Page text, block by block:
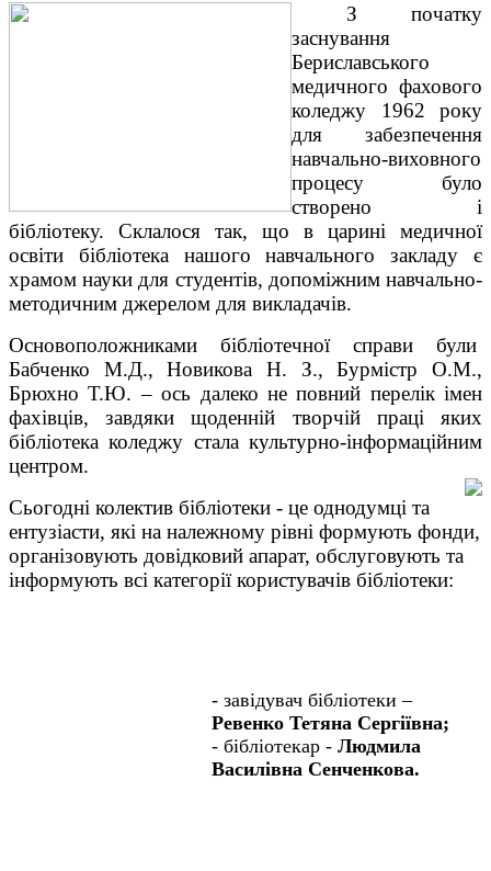
З початку
заснування
Бериславського
медичного фахового
коледжу 1962 року
для забезпечення
навчально-виховного
процесу було
створено і
бібліотеку. Склалося так, що в царині медичної
освіти бібліотека нашого навчального закладу є
храмом науки для студентів, допоміжним навчально-
методичним джерелом для викладачів.
Основоположниками бібліотечної справи були
Бабченко М.Д., Новикова Н. З., Бурмістр О.М.,
Брюхно Т.Ю. – ось далеко не повний перелік імен
фахівців, завдяки щоденній творчій праці яких
бібліотека коледжу стала культурно-інформаційним
центром.
Сьогодні колектив бібліотеки - це однодумці та
ентузіасти, які на належному рівні формують фонди,
організовують довідковий апарат, обслуговують та
інформують всі категорії користувачів бібліотеки:
- завідувач бібліотеки –
Ревенко Тетяна Сергіївна;
- бібліотекар - Людмила
Василівна Сенченкова.